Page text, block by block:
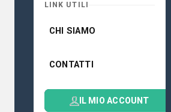
LINK UTILI
CHI SIAMO
CONTATTI
IL MIO ACCOUNT